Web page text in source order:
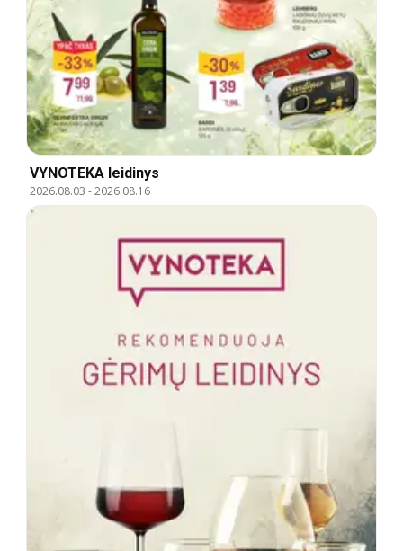
VYNOTEKA leidinys
2026.08.03 -2026.08.16